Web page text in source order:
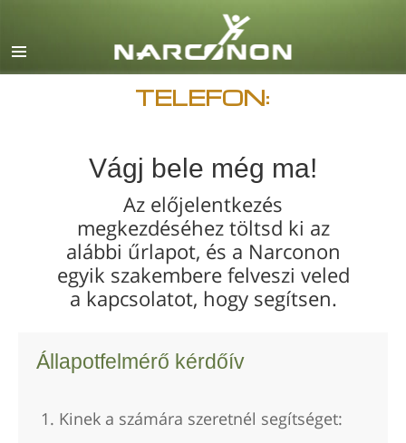
Dansk
Deutsch
francia
héber
magyar
olasz
norvég
TELEFON:
Vágj bele még ma!
Az előjelentkezés
megkezdéséhez töltsd ki az
alábbi űrlapot, és a Narconon
egyik szakembere felveszi veled
a kapcsolatot, hogy segítsen.
Állapotfelmérő kérdőív
1. Kinek a számára szeretnél segítséget: